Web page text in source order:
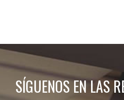
SÍGUENOS EN LAS